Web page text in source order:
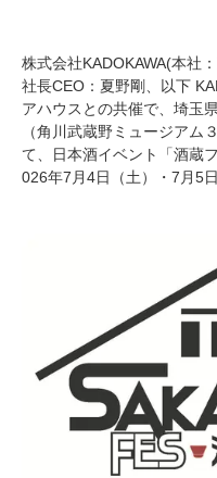
株式会社KADOKAWA(本社
社長CEO：夏野剛、以下
アハウスとの共催で、埼玉
（角川武蔵野ミュージアム
て、日本酒イベント「酒
026年7月4日（土）・7月5